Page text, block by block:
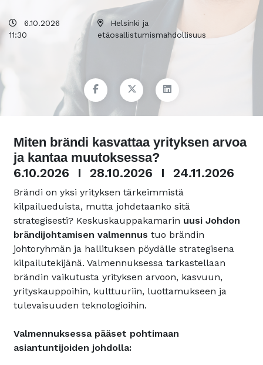
6.10.2026
11:30
Helsinki ja
etäosallistumismahdollisuus
Miten brändi kasvattaa yrityksen arvoa
ja kantaa muutoksessa?
6.10.2026 I 28.10.2026 I 24.11.2026
Brändi on yksi yrityksen tärkeimmistä
kilpailueduista, mutta johdetaanko sitä
strategisesti? Keskuskauppakamarin uusi Johdon
brändijohtamisen valmennus tuo brändin
johtoryhmän ja hallituksen pöydälle strategisena
kilpailutekijänä. Valmennuksessa tarkastellaan
brändin vaikutusta yrityksen arvoon, kasvuun,
yrityskauppoihin, kulttuuriin, luottamukseen ja
tulevaisuuden teknologioihin.
Valmennuksessa pääset pohtimaan
asiantuntijoiden johdolla: